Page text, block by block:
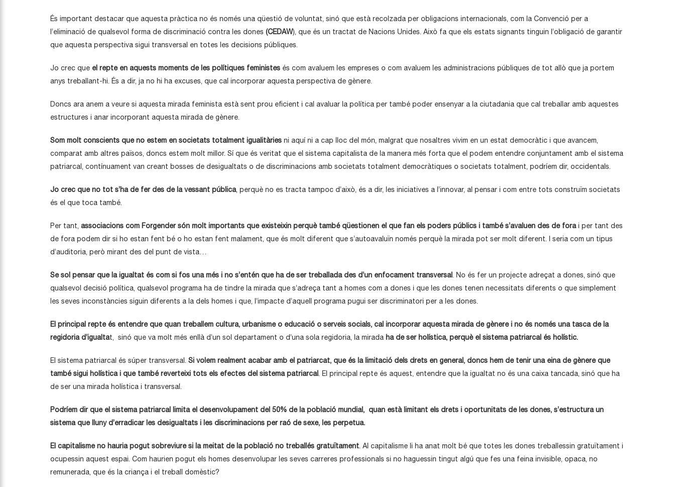
És important destacar que aquesta pràctica no és només una qüestió de voluntat, sinó que està recolzada per obligacions internacionals, com la Convenció per a
l’eliminació de qualsevol forma de discriminació contra les dones (CEDAW), que és un tractat de Nacions Unides. Això fa que els estats signants tinguin l’obligació de garantir
que aquesta perspectiva sigui transversal en totes les decisions públiques.
Jo crec que el repte en aquests moments de les polítiques feministes és com avaluem les empreses o com avaluem les administracions públiques de tot allò que ja portem
anys treballant-hi. És a dir, ja no hi ha excuses, que cal incorporar aquesta perspectiva de gènere.
Doncs ara anem a veure si aquesta mirada feminista està sent prou eficient i cal avaluar la política per també poder ensenyar a la ciutadania que cal treballar amb aquestes
estructures i anar incorporant aquesta mirada de gènere.
Som molt conscients que no estem en societats totalment igualitàries ni aquí ni a cap lloc del món, malgrat que nosaltres vivim en un estat democràtic i que avancem,
comparat amb altres països, doncs estem molt millor. Sí que és veritat que el sistema capitalista de la manera més forta que el podem entendre conjuntament amb el sistema
patriarcal, contínuament van creant bosses de desigualtats o de discriminacions amb societats totalment democràtiques o societats totalment, podríem dir, occidentals.
Jo crec que no tot s’ha de fer des de la vessant pública, perquè no es tracta tampoc d’això, és a dir, les iniciatives a l’innovar, al pensar i com entre tots construïm societats
és el que toca també.
Per tant, associacions com Forgender són molt importants que existeixin perquè també qüestionen el que fan els poders públics i també s’avaluen des de forai per tant des
de fora podem dir si ho estan fent bé o ho estan fent malament, que és molt diferent que s’autoavaluïn només perquè la mirada pot ser molt diferent. I seria com un tipus
d’auditoria, però mirant des del punt de vista…
Se sol pensar que la igualtat és com si fos una més i no s’entén que ha de ser treballada des d’un enfocament transversal. No és fer un projecte adreçat a dones, sinó que
qualsevol decisió política, qualsevol programa ha de tindre la mirada que s’adreça tant a homes com a dones i que les dones tenen necessitats diferents o que simplement
les seves inconstàncies siguin diferents a la dels homes i que, l’impacte d’aquell programa pugui ser discriminatori per a les dones.
El principal repte és entendre que quan treballem cultura, urbanisme o educació o serveis socials, cal incorporar aquesta mirada de gènere i no és només una tasca de la
regidoria d’igualtat, sinó que va molt més enllà d’un sol departament o d’una sola regidoria, la mirada ha de ser holística, perquè el sistema patriarcal és holístic.
El sistema patriarcal és súper transversal. Si volem realment acabar amb el patriarcat, que és la limitació dels drets en general, doncs hem de tenir una eina de gènere que
també sigui holística i que també reverteixi tots els efectes del sistema patriarcal. El principal repte és aquest, entendre que la igualtat no és una caixa tancada, sinó que ha
de ser una mirada holística i transversal.
Podríem dir que el sistema patriarcal limita el desenvolupament del 50% de la població mundial, quan està limitant els drets i oportunitats de les dones, s’estructura un
sistema que lluny d’erradicar les desigualtats i les discriminacions per raó de sexe, les perpetua.
El capitalisme no hauria pogut sobreviure si la meitat de la població no treballés gratuïtament. Al capitalisme li ha anat molt bé que totes les dones treballessin gratuïtament i
ocupessin aquest espai. Com haurien pogut els homes desenvolupar les seves carreres professionals si no haguessin tingut algú que fes una feina invisible, opaca, no
remunerada, que és la criança i el treball domèstic?